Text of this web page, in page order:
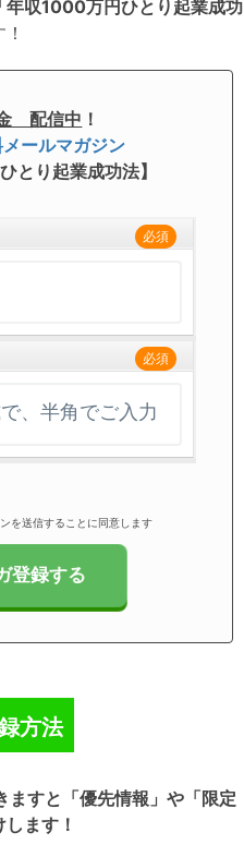
年収1000万円ひとり起業成功
配信中 ！
ールマガジン
とり起業成功法】
必須
必須
を送信することに同意します
方法
ますと「優先情報」や「限定
ます！